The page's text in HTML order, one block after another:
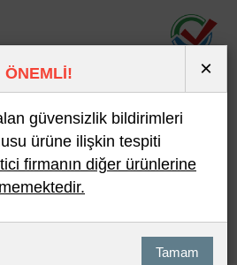
En Çok İncelenen
ÖNEMLİ! ×
güvensizlik bildirimleri
ürüne ilişkin tespiti
firmanın diğer ürünlerine
Tamam